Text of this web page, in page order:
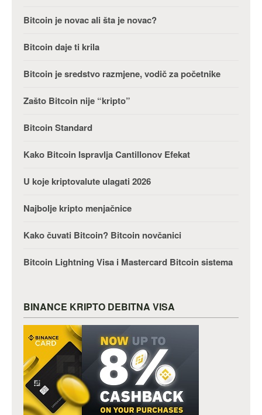
Bitcoin je novac ali šta je novac?
Bitcoin daje ti krila
Bitcoin je sredstvo razmjene, vodič za početnike
Zašto Bitcoin nije “kripto”
Bitcoin Standard
Kako Bitcoin Ispravlja Cantillonov Efekat
U koje kriptovalute ulagati 2026
Najbolje kripto menjačnice
Kako čuvati Bitcoin? Bitcoin novčanici
Bitcoin Lightning Visa i Mastercard Bitcoin sistema
BINANCE KRIPTO DEBITNA VISA